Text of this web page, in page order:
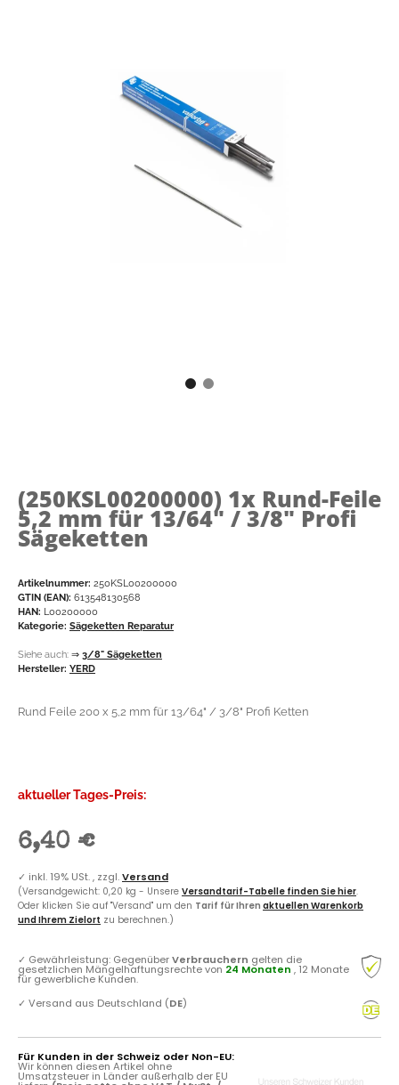
(250KSL00200000) 1x Rund-Feile
5,2 mm für 13/64" / 3/8" Profi
Sägeketten
Artikelnummer: 250KSL00200000
GTIN (EAN): 613548130568
HAN: L00200000
Kategorie: Sägeketten Reparatur
Siehe auch: ⇒ 3/8" Sägeketten
Hersteller: YERD
Rund Feile 200 x 5,2 mm für 13/64" / 3/8" Profi Ketten
aktueller Tages-Preis:
6,40 €
✓ inkl. 19% USt. , zzgl.Versand
(Versandgewicht: 0,20 kg - Unsere Versandtarif-Tabelle finden Sie hier.
Oder klicken Sie auf "Versand" um den Tarif für Ihren aktuellen Warenkorb
und Ihrem Zielort zu berechnen.)
✓ Gewährleistung: GegenüberVerbrauchern gelten die
gesetzlichen Mängelhaftungsrechte von 24 Monaten , 12 Monate
für gewerbliche Kunden.
✓ Versand aus Deutschland (DE)
Für Kunden in der Schweiz oder Non-EU:
Wir können diesen Artikel ohne
Umsatzsteuer in Länder außerhalb der EU